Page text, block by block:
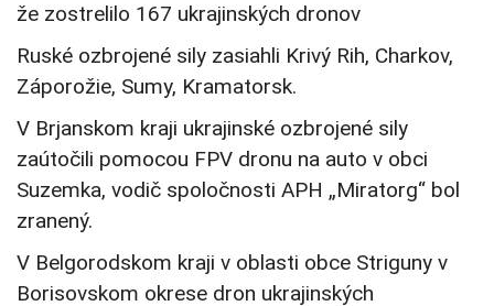
že zostrelilo 167 ukrajinských dronov
Ruské ozbrojené sily zasiahli Krivý Rih, Charkov,
Záporožie, Sumy, Kramatorsk.
V Brjanskom kraji ukrajinské ozbrojené sily
zaútočili pomocou FPV dronu na auto v obci
Suzemka, vodič spoločnosti APH „Miratorg“ bol
zranený.
V Belgorodskom kraji v oblasti obce Striguny v
Borisovskom okrese dron ukrajinských